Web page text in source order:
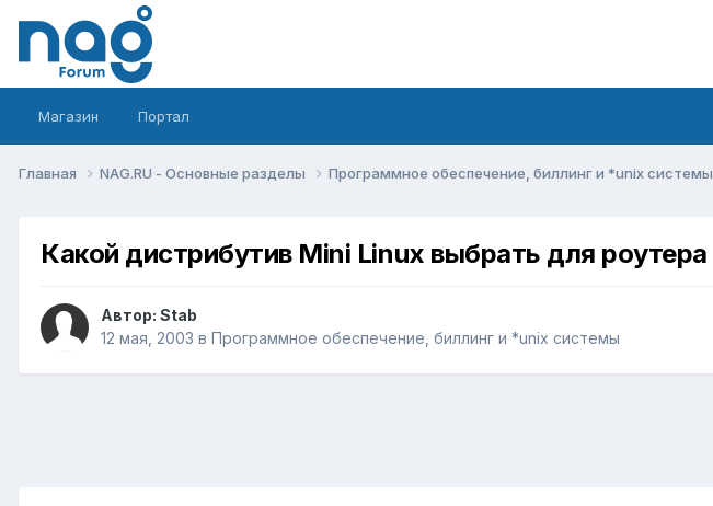
Магазин Портал
Главная NAG.RU - Основные разделы Программное обеспечение, биллинг и *unix системы
Какой дистрибутив Mini Linux выбрать для роутера
Автор: Stab
12 мая, 2003 в Программное обеспечение, биллинг и *unix системы